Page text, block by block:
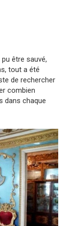
être sauvé,
tout a été
de rechercher
combien
dans chaque